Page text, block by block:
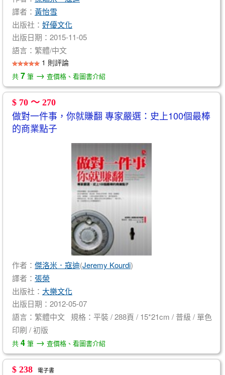
譯者： 黃怡雪
出版社： 好優文化
出版日期：2015-11-05
語言：繁體/中文
1 則評論
共 7 筆 → 查價格、看圖書介紹
$ 70 ～ 270
做對一件事，你就賺翻 專家嚴選：史上100個最棒
的商業點子
作者： 傑洛米．寇迪(Jeremy Kourdi)
譯者： 張榮
出版社： 大樂文化
出版日期：2012-05-07
語言：繁體中文 規格：平裝 / 288頁 / 15*21cm / 普級 / 單色
印刷 / 初版
共 4 筆 → 查價格、看圖書介紹
$ 238 電子書